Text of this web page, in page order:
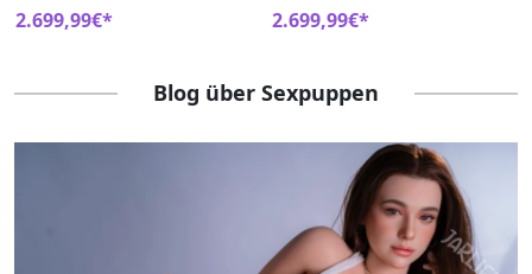
2.699,99€* 2.699,99€*
Blog über Sexpuppen